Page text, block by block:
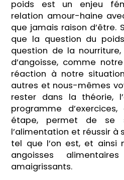
poids est un enjeu
relation amour-haine
que jamais raison d’être.
que la question du
question de la
d’angoisse, comme
réaction à notre
autres et nous-mêmes
rester dans la théorie,
programme
étape, permet de se
l’alimentation et réussir à
tel que l’on est, et ainsi
angoisses
amaigrissants.